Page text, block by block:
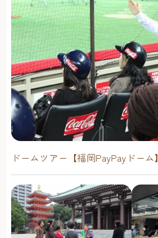
ドームツアー【福岡PayPayドーム】